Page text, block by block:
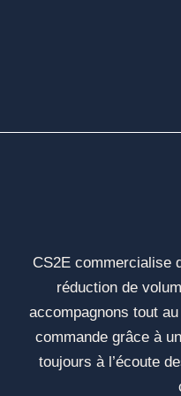
CS2E commercialise
réduction de
accompagnons tout
commande grâce à
toujours à l’écoute